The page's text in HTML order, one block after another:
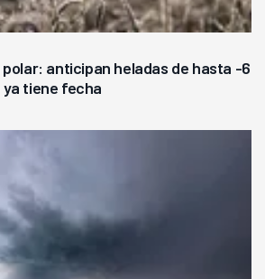
anticipan heladas de hasta -6
ya tiene fecha